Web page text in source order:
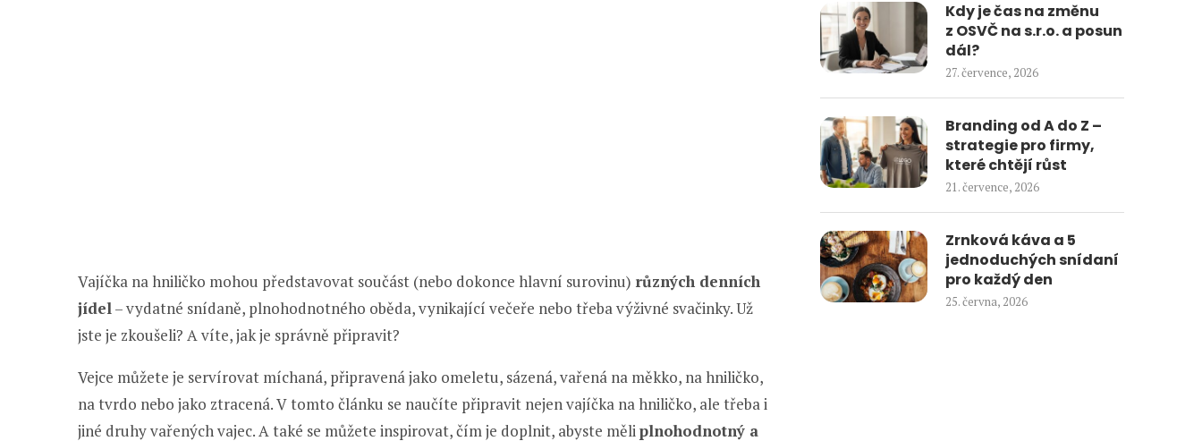
Vajíčka na hniličko mohou představovat součást (nebo dokonce hlavní surovinu) různých denních
jídel– vydatné snídaně, plnohodnotného oběda, vynikající večeře nebo třeba výživné svačinky. Už
jste je zkoušeli? A víte, jak je správně připravit?
Vejce můžete je servírovat míchaná, připravená jako omeletu, sázená, vařená na měkko, na hniličko,
na tvrdo nebo jako ztracená. V tomto článku se naučíte připravit nejen vajíčka na hniličko, ale třeba i
jiné druhy vařených vajec. A také se můžete inspirovat, čím je doplnit, abyste měliplnohodnotný a
Kdy je čas na změnu
z OSVČ na s.r.o. a posun
dál?
27. července, 2026
Branding od A do Z –
strategie pro firmy,
které chtějí růst
21. července, 2026
Zrnková káva a 5
jednoduchých snídaní
pro každý den
25. června, 2026